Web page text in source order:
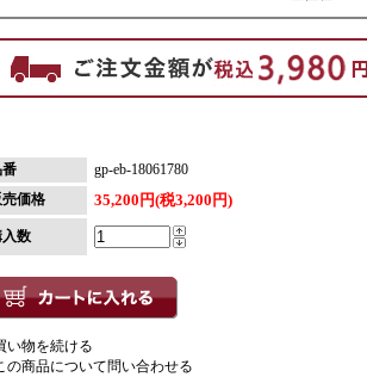
gp-eb-18061780
価格
35,200円(税3,200円)
数
い物を続ける
の商品について問い合わせる